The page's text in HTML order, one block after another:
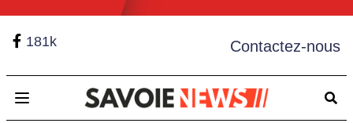
181k Contactez-nous
Open main menu